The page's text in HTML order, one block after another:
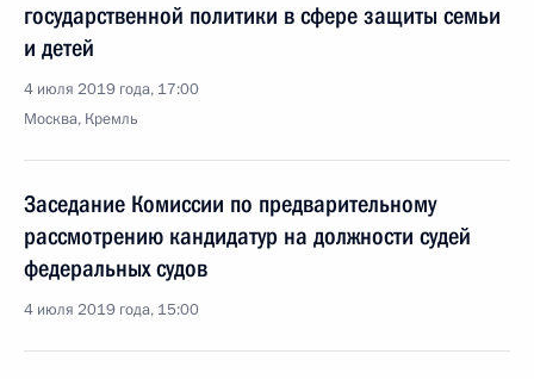
государственной политики в сфере защиты семьи
и детей
4 июля 2019 года, 17:00
Москва, Кремль
Заседание Комиссии по предварительному
рассмотрению кандидатур на должности судей
федеральных судов
4 июля 2019 года, 15:00